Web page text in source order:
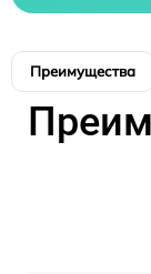
Преимущества